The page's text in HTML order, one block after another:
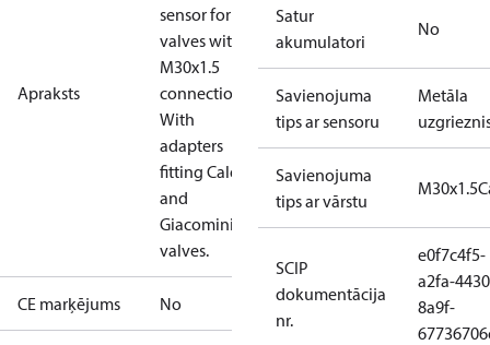
Apraksts
sensor for
valves with
M30x1.5
connection.
With
adapters
fitting Caleffi
and
Giacomini
valves.
CE marķējums No
Satur
akumulatori
No
Savienojuma
tips ar sensoru
Metāla
Savienojuma
tips ar vārstu
M30x1.5
SCIP
dokumentācija
nr.
e0f7c4f5-
a2fa-
8a9f-